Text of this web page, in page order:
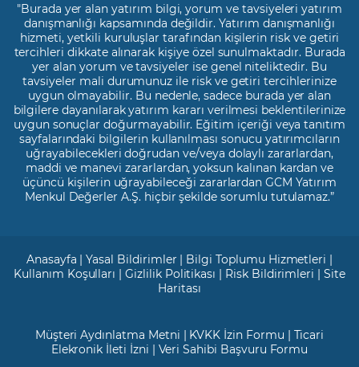
"Burada yer alan yatırım bilgi, yorum ve tavsiyeleri yatırım
danışmanlığı kapsamında değildir. Yatırım danışmanlığı
hizmeti, yetkili kuruluşlar tarafından kişilerin risk ve getiri
tercihleri dikkate alınarak kişiye özel sunulmaktadır. Burada
yer alan yorum ve tavsiyeler ise genel niteliktedir. Bu
tavsiyeler mali durumunuz ile risk ve getiri tercihlerinize
uygun olmayabilir. Bu nedenle, sadece burada yer alan
bilgilere dayanılarak yatırım kararı verilmesi beklentilerinize
uygun sonuçlar doğurmayabilir. Eğitim içeriği veya tanıtım
sayfalarındaki bilgilerin kullanılması sonucu yatırımcıların
uğrayabilecekleri doğrudan ve/veya dolaylı zararlardan,
maddi ve manevi zararlardan, yoksun kalınan kardan ve
üçüncü kişilerin uğrayabileceği zararlardan GCM Yatırım
Menkul Değerler A.Ş. hiçbir şekilde sorumlu tutulamaz.”
Anasayfa |Yasal Bildirimler | Bilgi Toplumu Hizmetleri |
Kullanım Koşulları |Gizlilik Politikası | Risk Bildirimleri |Site
Haritası
Müşteri Aydınlatma Metni | KVKK İzin Formu | Ticari
Elekronik İleti İzni | Veri Sahibi Başvuru Formu